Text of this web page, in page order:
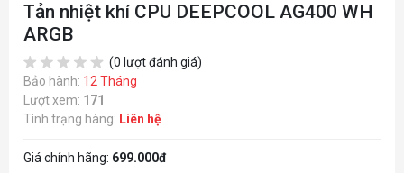
Tản nhiệt khí CPU DEEPCOOL AG400 WH
ARGB
(0 lượt đánh giá)
Bảo hành: 12 Tháng
Lượt xem: 171
Tình trạng hàng: Liên hệ
Giá chính hãng: 699.000đ